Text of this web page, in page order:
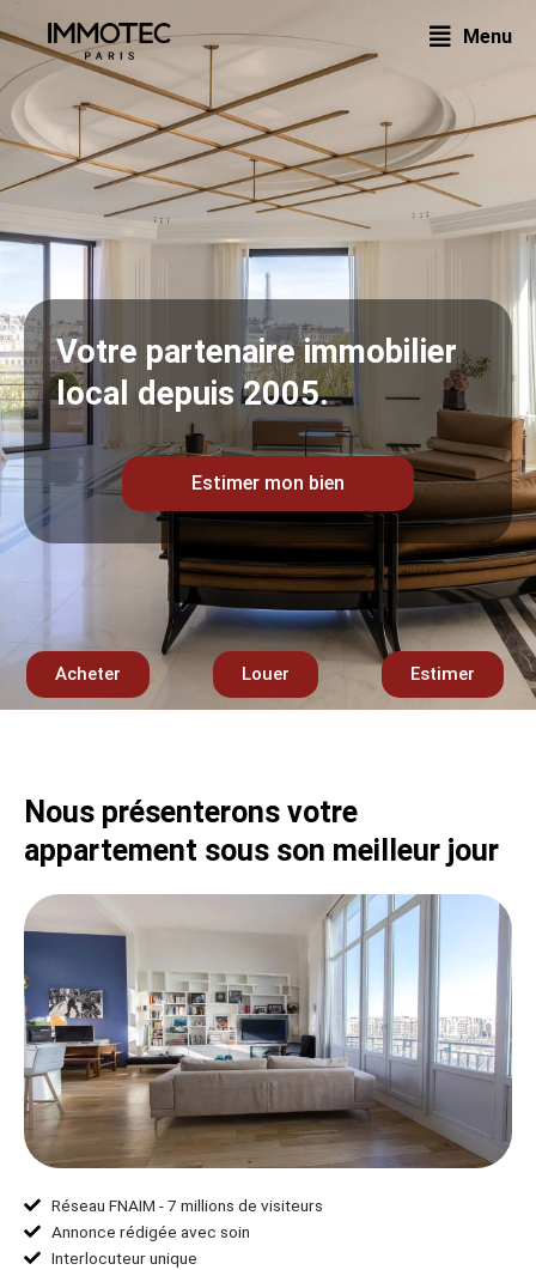
au
contenu
Menu
Votre partenaire immobilier
local depuis 2005.
Estimer mon bien
Acheter Louer Estimer
Réseau FNAIM - 7 millions de visiteurs
Annonce rédigée avec soin
Interlocuteur unique
Nous présenterons votre
appartement sous son meilleur jour